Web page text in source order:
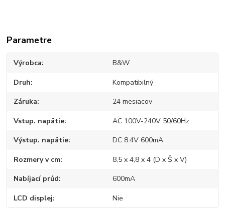
Parametre
Výrobca B&W
Druh Kompatibilný
Záruka 24 mesiacov
Vstup. napätie AC 100V-240V 50/60Hz
Výstup. napätie DC 8.4V 600mA
Rozmery v cm 8,5 x 4,8 x 4 (D x Š x V)
Nabíjací prúd 600mA
LCD displej Nie